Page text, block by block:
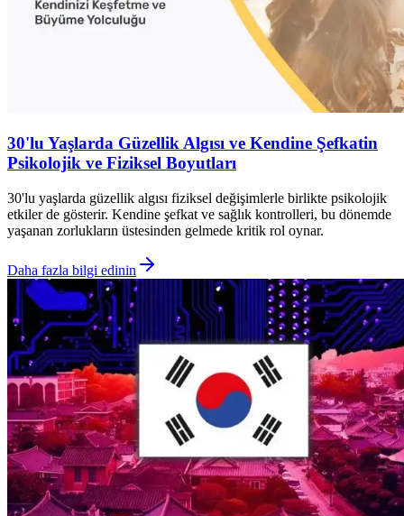
30'lu Yaşlarda Güzellik Algısı ve Kendine Şefkatin
Psikolojik ve Fiziksel Boyutları
30'lu yaşlarda güzellik algısı fiziksel değişimlerle birlikte psikolojik
etkiler de gösterir. Kendine şefkat ve sağlık kontrolleri, bu dönemde
yaşanan zorlukların üstesinden gelmede kritik rol oynar.
Daha fazla bilgi edinin